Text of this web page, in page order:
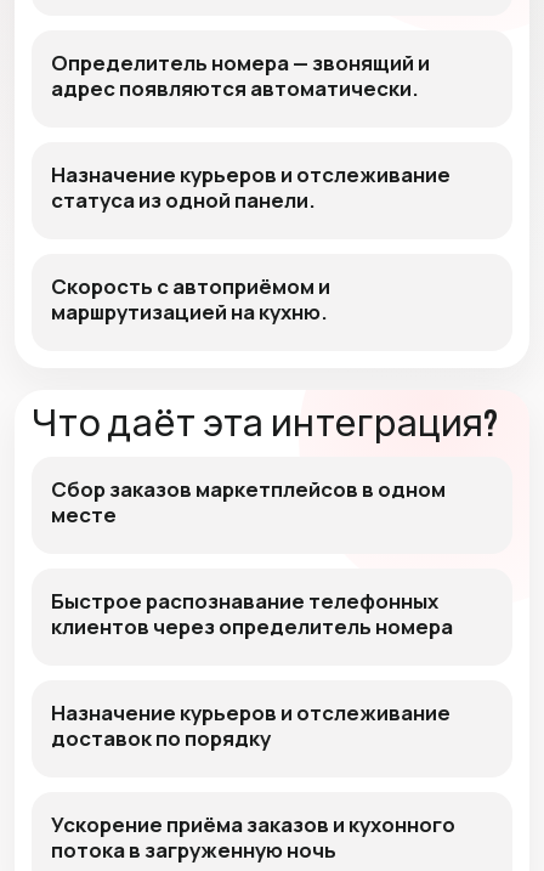
Определитель номера — звонящий и
адрес появляются автоматически.
Назначение курьеров и отслеживание
статуса из одной панели.
Скорость с автоприёмом и
маршрутизацией на кухню.
Что даёт эта интеграция?
Сбор заказов маркетплейсов в одном
месте
Быстрое распознавание телефонных
клиентов через определитель номера
Назначение курьеров и отслеживание
доставок по порядку
Ускорение приёма заказов и кухонного
потока в загруженную ночь